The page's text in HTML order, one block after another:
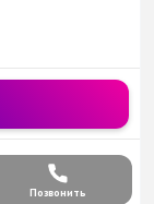
Позвонить